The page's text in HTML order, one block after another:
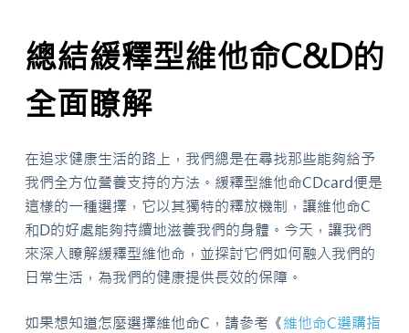
總結緩釋型維他命C&D的
全面瞭解
在追求健康生活的路上，我們總是在尋找那些能夠給予
我們全方位營養支持的方法。緩釋型維他命CDcard便是
這樣的一種選擇，它以其獨特的釋放機制，讓維他命C
和D的好處能夠持續地滋養我們的身體。今天，讓我們
來深入瞭解緩釋型維他命，並探討它們如何融入我們的
日常生活，為我們的健康提供長效的保障。
如果想知道怎麼選擇維他命C，請參考《維他命C選購指